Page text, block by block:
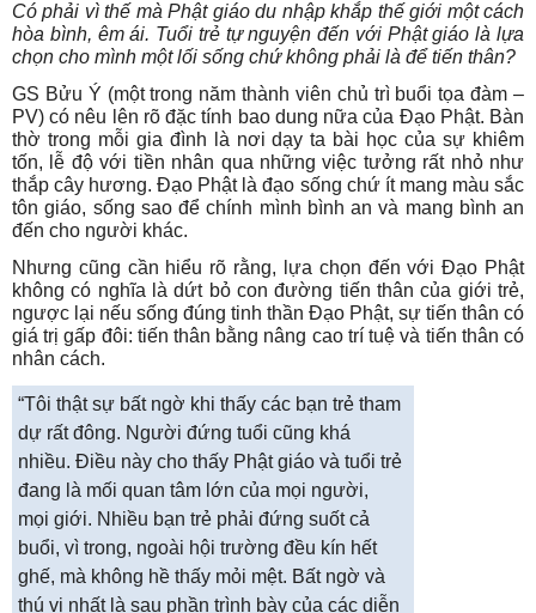
Có phải vì thế mà Phật giáo du nhập khắp thế giới một cách
hòa bình, êm ái. Tuổi trẻ tự nguyện đến với Phật giáo là lựa
chọn cho mình một lối sống chứ không phải là để tiến thân?
GS Bửu Ý (một trong năm thành viên chủ trì buổi tọa đàm –
PV) có nêu lên rõ đặc tính bao dung nữa của Đạo Phật. Bàn
thờ trong mỗi gia đình là nơi dạy ta bài học của sự khiêm
tốn, lễ độ với tiền nhân qua những việc tưởng rất nhỏ như
thắp cây hương. Đạo Phật là đạo sống chứ ít mang màu sắc
tôn giáo, sống sao để chính mình bình an và mang bình an
đến cho người khác.
Nhưng cũng cần hiểu rõ rằng, lựa chọn đến với Đạo Phật
không có nghĩa là dứt bỏ con đường tiến thân của giới trẻ,
ngược lại nếu sống đúng tinh thần Đạo Phật, sự tiến thân có
giá trị gấp đôi: tiến thân bằng nâng cao trí tuệ và tiến thân có
nhân cách.
“Tôi thật sự bất ngờ khi thấy các bạn trẻ tham
dự rất đông. Người đứng tuổi cũng khá
nhiều. Điều này cho thấy Phật giáo và tuổi trẻ
đang là mối quan tâm lớn của mọi người,
mọi giới. Nhiều bạn trẻ phải đứng suốt cả
buổi, vì trong, ngoài hội trường đều kín hết
ghế, mà không hề thấy mỏi mệt. Bất ngờ và
thú vị nhất là sau phần trình bày của các diễn